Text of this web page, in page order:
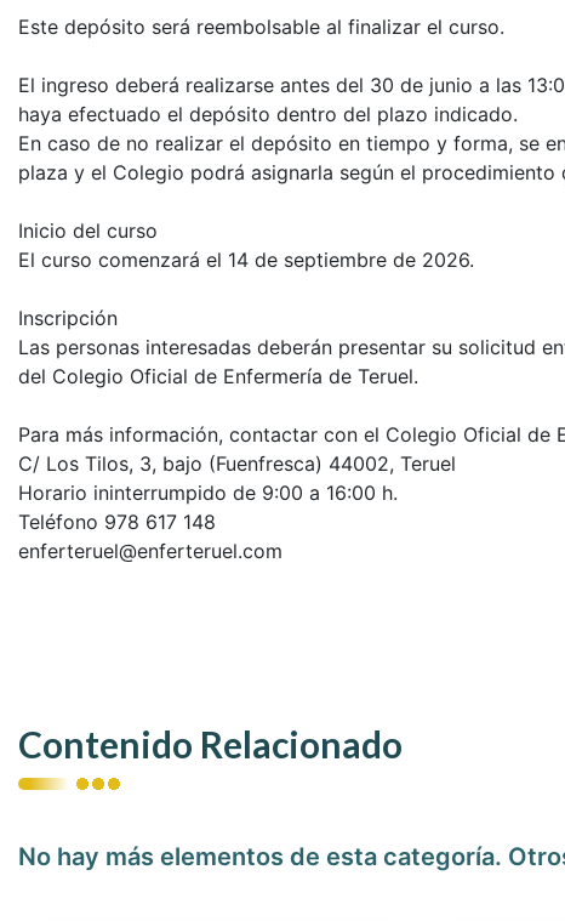
Este depósito será reembolsable al finalizar el curso.
El ingreso deberá realizarse antes del 30 de junio a las
haya efectuado el depósito dentro del plazo indicado.
En caso de no realizar el depósito en tiempo y forma, se
plaza y el Colegio podrá asignarla según el procedimiento
Inicio del curso
El curso comenzará el 14 de septiembre de 2026.
Inscripción
Las personas interesadas deberán presentar su solicitud
del Colegio Oficial de Enfermería de Teruel.
Para más información, contactar con el Colegio Oficial de
C/ Los Tilos, 3, bajo (Fuenfresca) 44002, Teruel
Horario ininterrumpido de 9:00 a 16:00 h.
Teléfono 978 617 148
enferteruel@enferteruel.com
Contenido Relacionado
No hay más elementos de esta categoría.